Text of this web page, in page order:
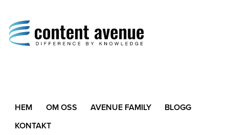
Difference by Knowledge
HEM OM OSS AVENUE FAMILY
BLOGG
KONTAKT